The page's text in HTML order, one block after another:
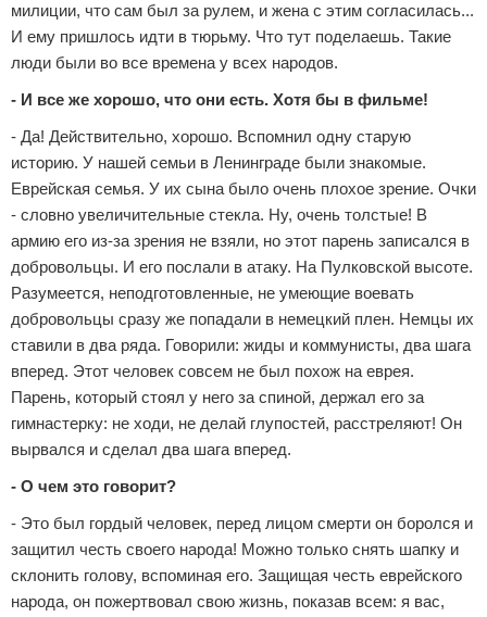
милиции, что сам был за рулем, и жена с этим согласилась...
И ему пришлось идти в тюрьму. Что тут поделаешь. Такие
люди были во все времена у всех народов.
- И все же хорошо, что они есть. Хотя бы в фильме!
- Да! Действительно, хорошо. Вспомнил одну старую
историю. У нашей семьи в Ленинграде были знакомые.
Еврейская семья. У их сына было очень плохое зрение. Очки
- словно увеличительные стекла. Ну, очень толстые! В
армию его из-за зрения не взяли, но этот парень записался в
добровольцы. И его послали в атаку. На Пулковской высоте.
Разумеется, неподготовленные, не умеющие воевать
добровольцы сразу же попадали в немецкий плен. Немцы их
ставили в два ряда. Говорили: жиды и коммунисты, два шага
вперед. Этот человек совсем не был похож на еврея.
Парень, который стоял у него за спиной, держал его за
гимнастерку: не ходи, не делай глупостей, расстреляют! Он
вырвался и сделал два шага вперед.
- О чем это говорит?
- Это был гордый человек, перед лицом смерти он боролся и
защитил честь своего народа! Можно только снять шапку и
склонить голову, вспоминая его. Защищая честь еврейского
народа, он пожертвовал свою жизнь, показав всем: я вас,